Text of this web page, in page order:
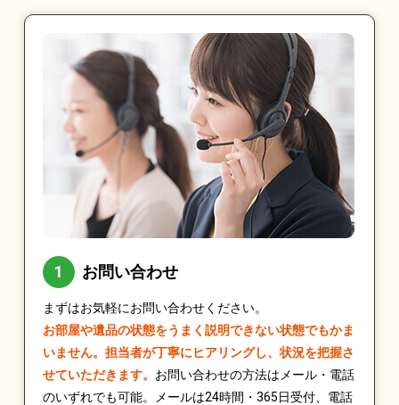
お問い合わせ
まずはお気軽にお問い合わせください。
お部屋や遺品の状態をうまく説明できない状態でもかま
いません。担当者が丁寧にヒアリングし、状況を把握さ
せていただきます。 お問い合わせの方法はメール・電話
のいずれでも可能。メールは24時間・365日受付、電話